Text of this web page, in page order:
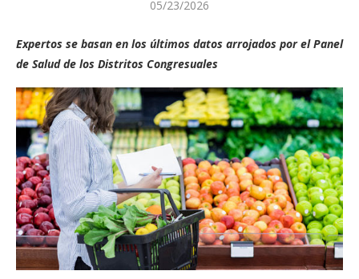
05/23/2026
Expertos se basan en los últimos datos arrojados por el Panel
de Salud de los Distritos Congresuales